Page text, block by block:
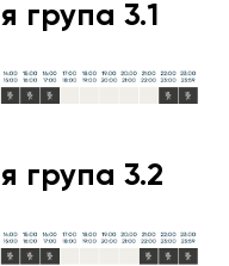
група 3.1
група 3.2